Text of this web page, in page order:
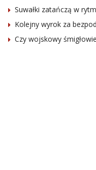
Suwałki zatańczą w
Kolejny wyrok za
Czy wojskowy